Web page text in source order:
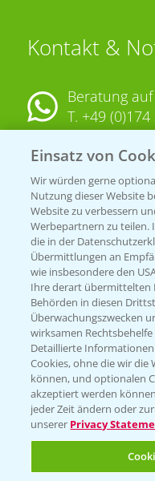
Kontakt &
Beratung
T. +49 (0)174
KONTAKT
Hilfe in
T.+49
Einsatz von
Wir würden gerne
Nutzung dieser Website
Website zu verbessern
Werbepartnern zu teilen.
die in der
Übermittlungen an
wie insbesondere den
Ihre derart übermittelten
Behörden in diesen
Überwachungszwecken
wirksamen
Detaillierte
Cookies, ohne die wir die
können, und optionalen
akzeptiert werden
jeder Zeit ändern oder
unserer Privacy